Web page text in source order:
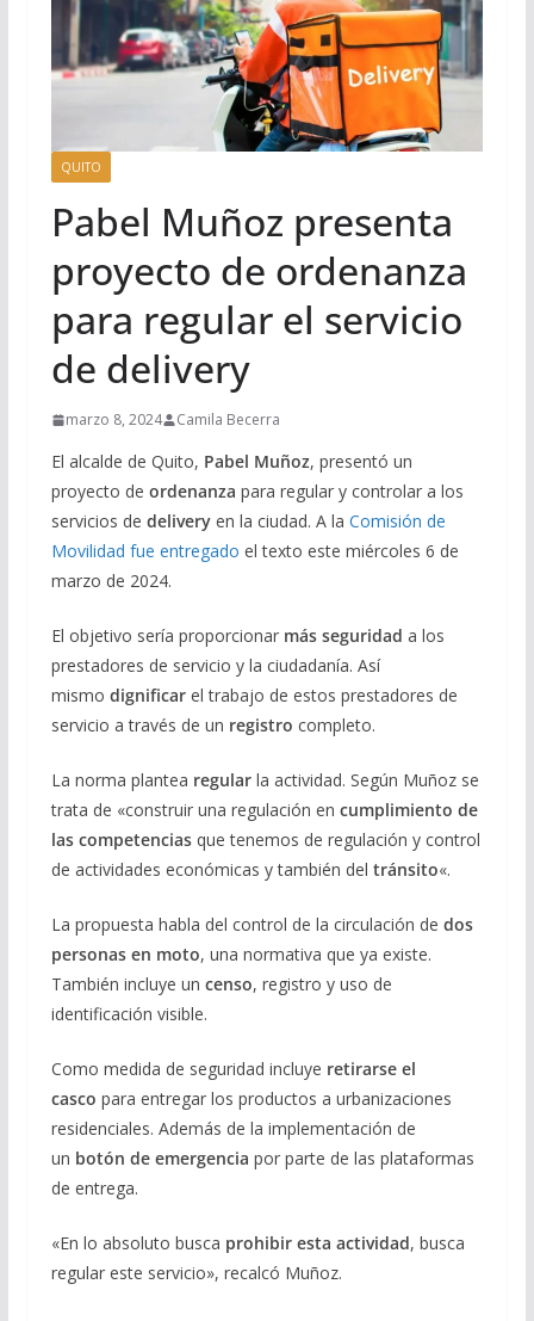
QUITO
Pabel Muñoz presenta
proyecto de ordenanza
para regular el servicio
de delivery
marzo 8, 2024 Camila Becerra
El alcalde de Quito, Pabel Muñoz, presentó un
proyecto de ordenanza para regular y controlar a los
servicios de delivery en la ciudad. A la Comisión de
Movilidad fue entregado el texto este miércoles 6 de
marzo de 2024.
El objetivo sería proporcionar más seguridad a los
prestadores de servicio y la ciudadanía. Así
mismo dignificar el trabajo de estos prestadores de
servicio a través de un registro completo.
La norma plantea regular la actividad. Según Muñoz se
trata de «construir una regulación en cumplimiento de
las competencias que tenemos de regulación y control
de actividades económicas y también del tránsito«.
La propuesta habla del control de la circulación de dos
personas en moto, una normativa que ya existe.
También incluye un censo, registro y uso de
identificación visible.
Como medida de seguridad incluye retirarse el
casco para entregar los productos a urbanizaciones
residenciales. Además de la implementación de
un botón de emergencia por parte de las plataformas
de entrega.
«En lo absoluto busca prohibir esta actividad, busca
regular este servicio», recalcó Muñoz.